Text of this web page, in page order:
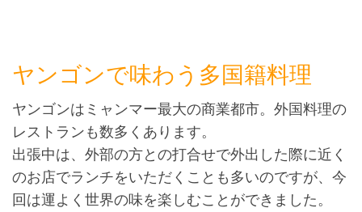
ヤンゴンで味わう多国籍料理
ヤンゴンはミャンマー最大の商業都市。外国料理の
レストランも数多くあります。
出張中は、外部の方との打合せで外出した際に近く
のお店でランチをいただくことも多いのですが、今
回は運よく世界の味を楽しむことができました。